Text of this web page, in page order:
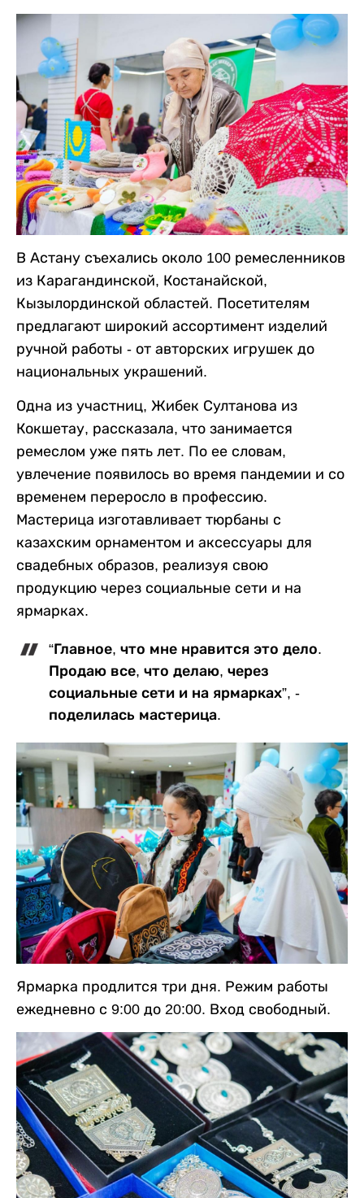
В Астану съехались около 100 ремесленников
из Карагандинской, Костанайской,
Кызылординской областей. Посетителям
предлагают широкий ассортимент изделий
ручной работы - от авторских игрушек до
национальных украшений.
Одна из участниц, Жибек Султанова из
Кокшетау, рассказала, что занимается
ремеслом уже пять лет. По ее словам,
увлечение появилось во время пандемии и со
временем переросло в профессию.
Мастерица изготавливает тюрбаны с
казахским орнаментом и аксессуары для
свадебных образов, реализуя свою
продукцию через социальные сети и на
ярмарках.
“Главное, что мне нравится это дело.
Продаю все, что делаю, через
социальные сети и на ярмарках”, -
поделилась мастерица.
Ярмарка продлится три дня. Режим работы
ежедневно с 9:00 до 20:00. Вход свободный.